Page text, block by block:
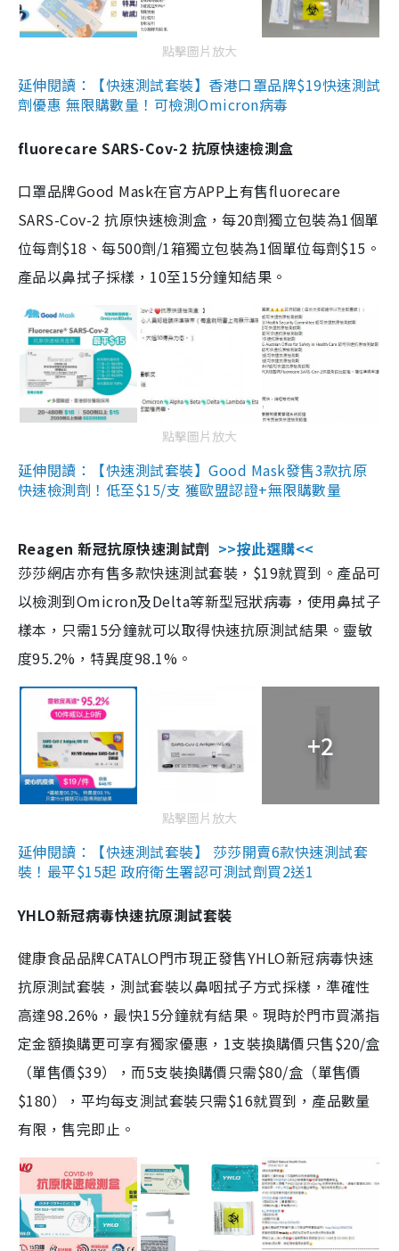
點擊圖片放大
延伸閱讀：【快速測試套裝】香港口罩品牌$19快速測試
劑優惠 無限購數量！可檢測Omicron病毒
fluorecare SARS-Cov-2 抗原快速檢測盒
口罩品牌Good Mask在官方APP上有售fluorecare
SARS-Cov-2 抗原快速檢測盒，每20劑獨立包裝為1個單
位每劑$18、每500劑/1箱獨立包裝為1個單位每劑$15。
產品以鼻拭子採樣，10至15分鐘知結果。
點擊圖片放大
延伸閱讀：【快速測試套裝】Good Mask發售3款抗原
快速檢測劑！低至$15/支 獲歐盟認證+無限購數量
Reagen 新冠抗原快速測試劑 >>按此選購<<
莎莎網店亦有售多款快速測試套裝，$19就買到。產品可
以檢測到Omicron及Delta等新型冠狀病毒，使用鼻拭子
樣本，只需15分鐘就可以取得快速抗原測試結果。靈敏
度95.2%，特異度98.1%。
+2
點擊圖片放大
延伸閱讀：【快速測試套裝】 莎莎開賣6款快速測試套
裝！最平$15起 政府衛生署認可測試劑買2送1
YHLO新冠病毒快速抗原測試套裝
健康食品品牌CATALO門市現正發售YHLO新冠病毒快速
抗原測試套裝，測試套裝以鼻咽拭子方式採樣，準確性
高達98.26%，最快15分鐘就有結果。現時於門市買滿指
定金額換購更可享有獨家優惠，1支裝換購價只售$20/盒
（單售價$39），而5支裝換購價只需$80/盒（單售價
$180），平均每支測試套裝只需$16就買到，產品數量
有限，售完即止。